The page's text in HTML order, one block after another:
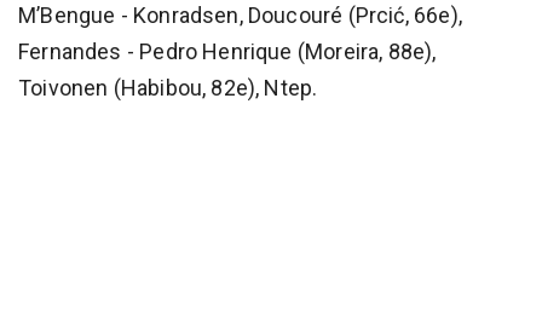
M’Bengue - Konradsen, Doucouré (Prcić, 66e),
Fernandes - Pedro Henrique (Moreira, 88e),
Toivonen (Habibou, 82e), Ntep.